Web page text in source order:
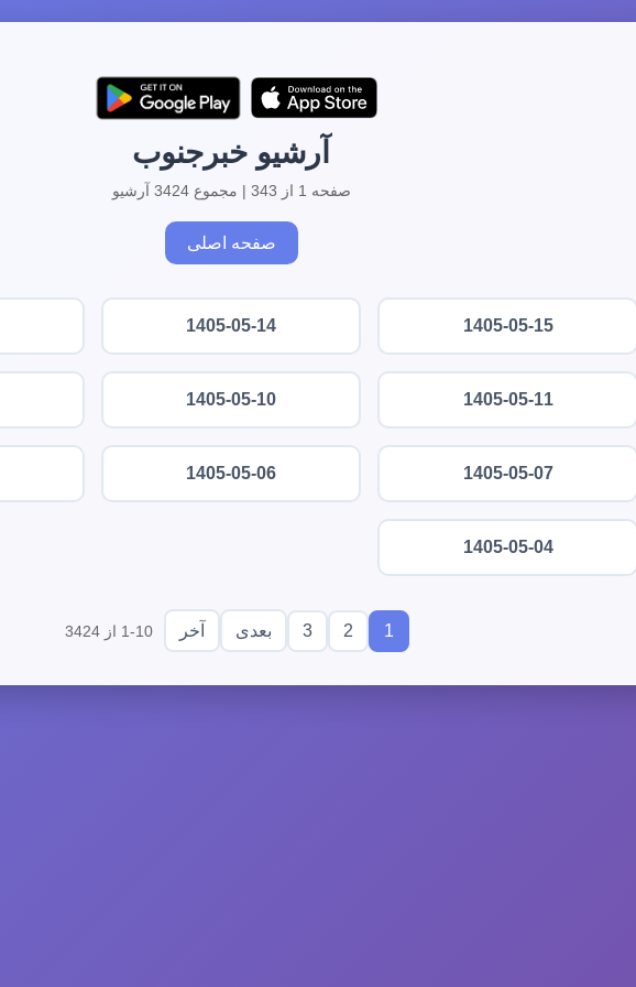
آرشیو خبرجنوب
صفحه 1 از 343 | مجموع 3424 آرشیو
صفحه اصلی
1405-05-15
1405-05-14
1405-05-11
1405-05-10
1405-05-07
1405-05-06
1405-05-04
1
2
3 بعدی آخر 1-10 از 3424